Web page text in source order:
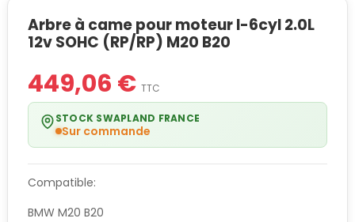
Arbre à came pour moteur I-6cyl 2.0L
12v SOHC (RP/RP) M20 B20
449,06 € TTC
STOCK SWAPLAND FRANCE
Sur commande
Compatible:
BMW M20 B20